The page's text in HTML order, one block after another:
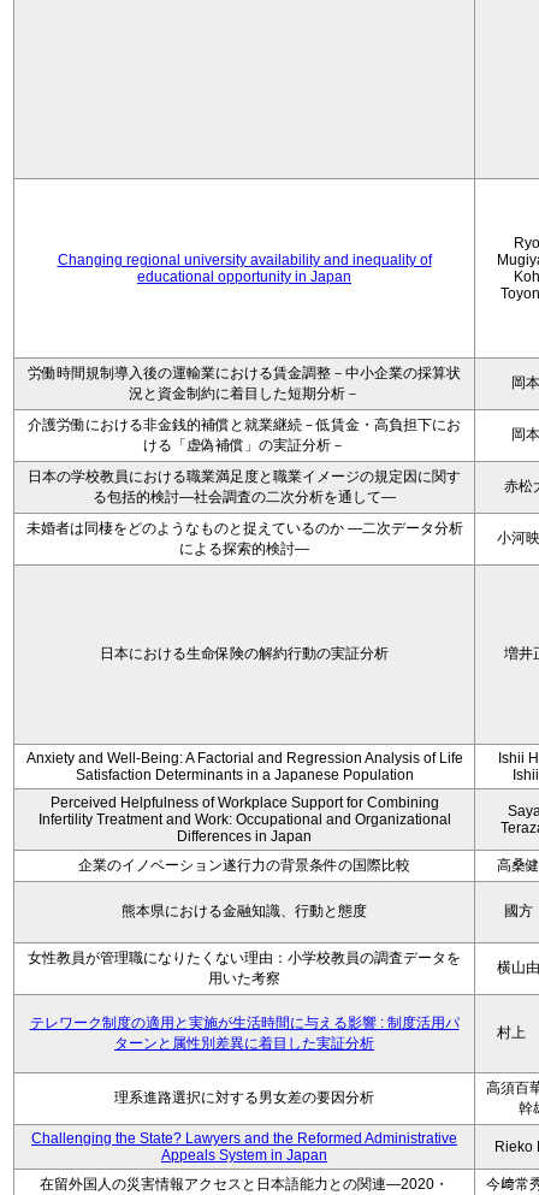
Changing regional university availability and inequality of
educational opportunity in Japan
労働時間規制導入後の運輸業における賃金調整－中小企業の採算状
況と資金制約に着目した短期分析－
岡
介護労働における非金銭的補償と就業継続－低賃金・高負担下にお
ける「虚偽補償」の実証分析－
岡
日本の学校教員における職業満足度と職業イメージの規定因に関す
る包括的検討―社会調査の二次分析を通して―
赤松
未婚者は同棲をどのようなものと捉えているのか —二次データ分析
による探索的検討—
小河
日本における生命保険の解約行動の実証分析 増井
Anxiety and Well-Being: A Factorial and Regression Analysis of Life
Satisfaction Determinants in a Japanese Population
Ishii
Perceived Helpfulness of Workplace Support for Combining
Infertility Treatment and Work: Occupational and Organizational
Differences in Japan
企業のイノベーション遂行力の背景条件の国際比較 高桑
熊本県における金融知識、行動と態度 國
女性教員が管理職になりたくない理由：小学校教員の調査データを
用いた考察
横山
テレワーク制度の適用と実施が生活時間に与える影響 : 制度活用パ
ターンと属性別差異に着目した実証分析
村上
理系進路選択に対する男女差の要因分析
高須百
幹
Challenging the State? Lawyers and the Reformed Administrative
Appeals System in Japan
Rieko
在留外国人の災害情報アクセスと日本語能力との関連―2020・
今﨑常